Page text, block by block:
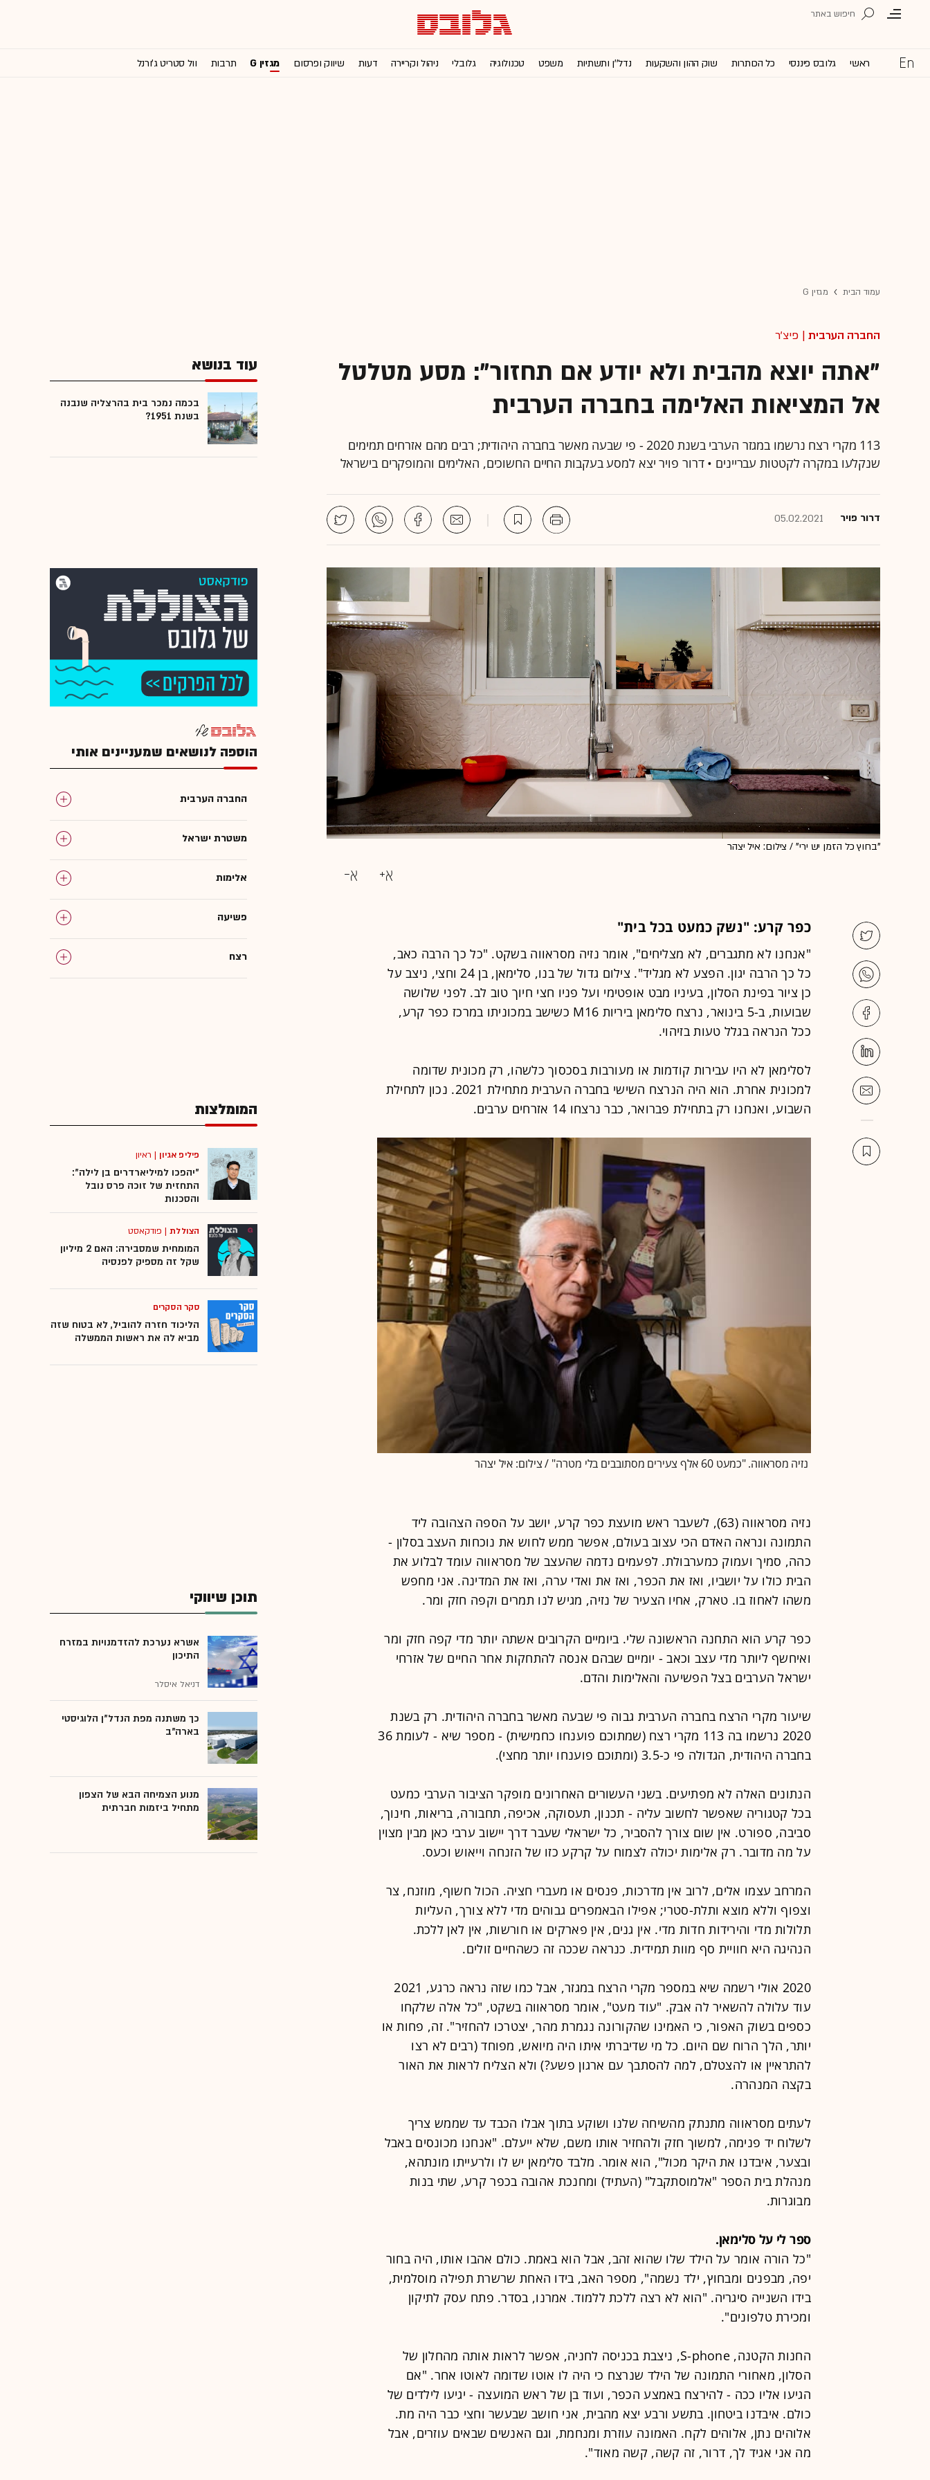
ראשי גלובס פיננסי כל הכותרות שוק ההון והשקעות נדל''ן ותשתיות משפט טכנולוגיה גלובלי ניהול וקריירה דעות שיווק ופרסום מגזין G תרבות וול סטריט ג'ורנל
עמוד הבית מגזין G
החברה הערבית | פיצ'ר
"אתה יוצא מהבית ולא יודע אם תחזור": מסע מטלטל
אל המציאות האלימה בחברה הערבית
113 מקרי רצח נרשמו במגזר הערבי בשנת 2020 - פי שבעה מאשר בחברה היהודית; רבים מהם אזרחים תמימים
שנקלעו במקרה לקטטות עבריינים • דרור פויר יצא למסע בעקבות החיים החשוכים, האלימים והמופקרים בישראל
דרור פויר 05.02.2021
"בחוץ כל הזמן יש ירי" / צילום: איל יצהר
כפר קרע: "נשק כמעט בכל בית"
"אנחנו לא מתגברים, לא מצליחים", אומר נזיה מסראווה בשקט. "כל כך הרבה כאב,
כל כך הרבה יגון. הפצע לא מגליד". צילום גדול של בנו, סלימאן, בן 24 וחצי, ניצב על
כן ציור בפינת הסלון, בעיניו מבט אופטימי ועל פניו חצי חיוך טוב לב. לפני שלושה
שבועות, ב-5 בינואר, נרצח סלימאן ביריות M16 כשישב במכוניתו במרכז כפר קרע,
ככל הנראה בגלל טעות בזיהוי.
לסלימאן לא היו עבירות קודמות או מעורבות בסכסוך כלשהו, רק מכונית שדומה
למכונית אחרת. הוא היה הנרצח השישי בחברה הערבית מתחילת 2021. נכון לתחילת
השבוע, ואנחנו רק בתחילת פברואר, כבר נרצחו 14 אזרחים ערבים.
נזיה מסראווה. "כמעט 60 אלף צעירים מסתובבים בלי מטרה" / צילום: איל יצהר
נזיה מסראווה (63), לשעבר ראש מועצת כפר קרע, יושב על הספה הצהובה ליד
התמונה ונראה האדם הכי עצוב בעולם, אפשר ממש לחוש את נוכחות העצב בסלון -
כהה, סמיך ועמוק כמערבולת. לפעמים נדמה שהעצב של מסראווה עומד לבלוע את
הבית כולו על יושביו, ואז את הכפר, ואז את ואדי ערה, ואז את המדינה. אני מחפש
משהו לאחוז בו. טארק, אחיו הצעיר של נזיה, מגיש לנו תמרים וקפה חזק ומר.
כפר קרע הוא התחנה הראשונה שלי. ביומיים הקרובים אשתה יותר מדי קפה חזק ומר
ואיחשף ליותר מדי עצב וכאב - יומיים שבהם אנסה להתחקות אחר החיים של אזרחי
ישראל הערבים בצל הפשיעה והאלימות והדם.
שיעור מקרי הרצח בחברה הערבית גבוה פי שבעה מאשר בחברה היהודית. רק בשנת
2020 נרשמו בה 113 מקרי רצח (שמתוכם פוענחו כחמישית) - מספר שיא - לעומת 36
בחברה היהודית, הגדולה פי כ-3.5 (ומתוכם פוענחו יותר מחצי).
הנתונים האלה לא מפתיעים. בשני העשורים האחרונים מופקר הציבור הערבי כמעט
בכל קטגוריה שאפשר לחשוב עליה - תכנון, תעסוקה, אכיפה, תחבורה, בריאות, חינוך,
סביבה, ספורט. אין שום צורך להסביר, כל ישראלי שעבר דרך יישוב ערבי כאן מבין מצוין
על מה מדובר. רק אלימות יכולה לצמוח על קרקע כזו של הזנחה וייאוש וכעס.
המרחב עצמו אלים, לרוב אין מדרכות, פנסים או מעברי חציה. הכול חשוף, מוזנח, צר
וצפוף וללא מוצא ותלת-סטרי; אפילו הבאמפרים גבוהים מדי ללא צורך, העליות
תלולות מדי והירידות חדות מדי. אין גנים, אין פארקים או חורשות, אין לאן ללכת.
הנהיגה היא חוויית סף מוות תמידית. כנראה שככה זה כשהחיים זולים.
2020 אולי רשמה שיא במספר מקרי הרצח במגזר, אבל כמו שזה נראה כרגע, 2021
עוד עלולה להשאיר לה אבק. "עוד מעט", אומר מסראווה בשקט, "כל אלה שלקחו
כספים בשוק האפור, כי האמינו שהקורונה נגמרת מהר, יצטרכו להחזיר". זה, פחות או
יותר, הלך הרוח שם היום. כל מי שדיברתי איתו היה מיואש, מפוחד (רבים לא רצו
להתראיין או להצטלם, למה להסתבך עם ארגון פשע?) ולא הצליח לראות את האור
בקצה המנהרה.
לעתים מסראווה מתנתק מהשיחה שלנו ושוקע בתוך אבלו הכבד עד שממש צריך
לשלוח יד פנימה, למשוך חזק ולהחזיר אותו משם, שלא ייעלם. "אנחנו מכונסים באבל
ובצער, איבדנו את היקר מכול", הוא אומר. מלבד סלימאן יש לו ולרעייתו מונתהא,
מנהלת בית הספר "אלמוסתקבל" (העתיד) ומחנכת אהובה בכפר קרע, שתי בנות
מבוגרות.
ספר לי על סלימאן.
"כל הורה אומר על הילד שלו שהוא זהב, אבל הוא באמת. כולם אהבו אותו, היה בחור
יפה, מבפנים ומבחוץ, ילד נשמה", מספר האב, בידו האחת שרשרת תפילה מוסלמית,
בידו השנייה סיגריה. "הוא לא רצה ללכת ללמוד. אמרנו, בסדר. פתח עסק לתיקון
ומכירת טלפונים".
החנות הקטנה, S-phone, ניצבת בכניסה לחניה, אפשר לראות אותה מהחלון של
הסלון, מאחורי התמונה של הילד שנרצח כי היה לו אוטו שדומה לאוטו אחר. "אם
הגיעו אליו ככה - להירצח באמצע הכפר, ועוד בן של ראש המועצה - יגיעו לילדים של
כולם. איבדנו ביטחון. בתשע ורבע יצא מהבית, אני חושב שבעשר וחצי כבר היה מת.
אלוהים נתן, אלוהים לקח. האמונה עוזרת ומנחמת, וגם האנשים שבאים עוזרים, אבל
מה אני אגיד לך, דרור, זה קשה, קשה מאוד".
עוד בנושא
בכמה נמכר בית בהרצליה שנבנה
בשנת 1951?
הוספה לנושאים שמעניינים אותי
החברה הערבית
משטרת ישראל
אלימות
פשיעה
רצח
המומלצות
פיליפ אגיון | ראיון
"יהפכו למיליארדרים בן לילה":
התחזית של זוכה פרס נובל
והסכנות
הצוללת| פודקאסט
המומחית שמסבירה: האם 2 מיליון
שקל זה מספיק לפנסיה
סקר הסקרים
הליכוד חזרה להוביל, לא בטוח שזה
מביא לה את ראשות הממשלה
תוכן שיווקי
אשרא נערכת להזדמנויות במזרח
התיכון
דניאל איסלר
כך משתנה מפת הנדל"ן הלוגיסטי
בארה"ב
מנוע הצמיחה הבא של הצפון
מתחיל ביזמות חברתית